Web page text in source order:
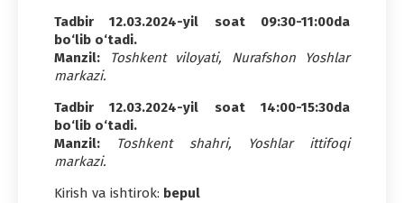
Tadbir 12.03.2024-yil soat 09:30-11:00da
bo‘lib o‘tadi.
Manzil:
Toshkent viloyati, Nurafshon Yoshlar
markazi.
Tadbir 12.03.2024-yil soat 14:00-15:30da
bo‘lib o‘tadi.
Manzil:
Toshkent shahri, Yoshlar ittifoqi
markazi.
Kirish va ishtirok: bepul